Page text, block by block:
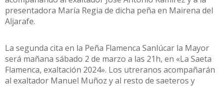
presentadora María Regia de dicha peña en Mairena del
Aljarafe.
La segunda cita en la Peña Flamenca Sanlúcar la Mayor
será mañana sábado 2 de marzo a las 21h, en «La Saeta
Flamenca, exaltación 2024». Los utreranos acompañarán
al exaltador Manuel Muñoz y al resto de saeteros y